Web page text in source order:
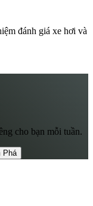
đánh giá xe hơi và
cho bạn mỗi tuần.
Phá